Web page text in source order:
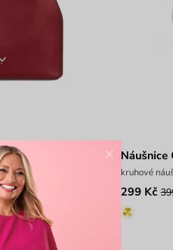
Náušnice
kruhové
299 Kč
×